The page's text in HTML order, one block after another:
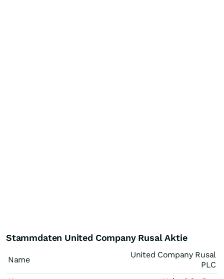
Stammdaten United Company Rusal Aktie
Name
United Company Rusal
PLC